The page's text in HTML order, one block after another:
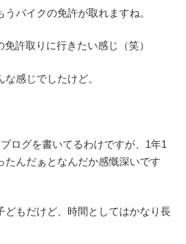
バイクの免許が取れますね。
許取りに行きたい感じ（笑）
感じでしたけど。
ログを書いてるわけですが、1年1
たんだぁとなんだか感慨深いです
どもだけど、時間としてはかなり長